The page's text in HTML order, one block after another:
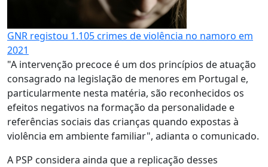
GNR registou 1.105 crimes de violência no namoro em
2021
"A intervenção precoce é um dos princípios de atuação
consagrado na legislação de menores em Portugal e,
particularmente nesta matéria, são reconhecidos os
efeitos negativos na formação da personalidade e
referências sociais das crianças quando expostas à
violência em ambiente familiar", adianta o comunicado.
A PSP considera ainda que a replicação desses